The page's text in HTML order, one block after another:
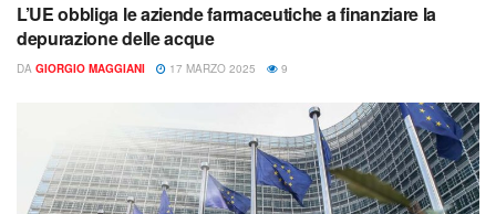
L’UE obbliga le aziende farmaceutiche a finanziare la
depurazione delle acque
DA GIORGIO MAGGIANI 17 MARZO 2025 9